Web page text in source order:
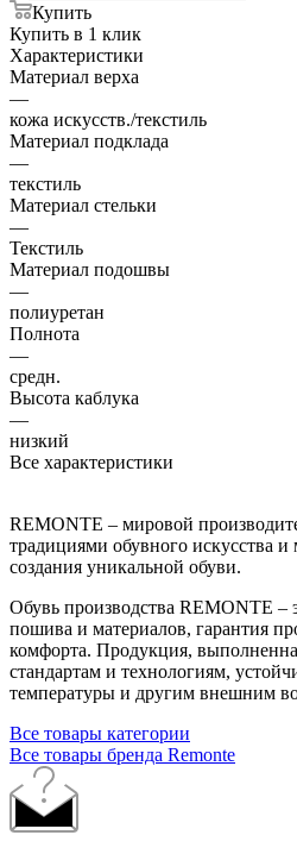
Купить
Купить в 1 клик
Характеристики
Материал верха
—
кожа искусств./текстиль
Материал подклада
—
текстиль
Материал стельки
—
Текстиль
Материал подошвы
—
полиуретан
Полнота
—
средн.
Высота каблука
—
низкий
Все характеристики
REMONTE – мировой
традициями обувного искусства и
создания уникальной обуви.
Обувь производства REMONTE –
пошива и материалов, гарантия
комфорта. Продукция,
стандартам и технологиям,
температуры и другим внешним
Все товары категории
Все товары бренда Remonte